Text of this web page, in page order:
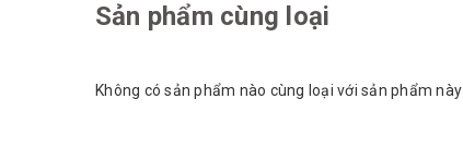
Sản phẩm cùng loại
Không có sản phẩm nào cùng loại với sản phẩm này